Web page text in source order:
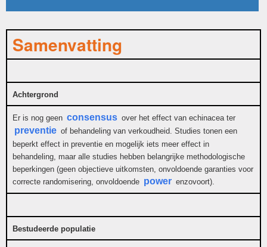
Samenvatting
Achtergrond
Er is nog geen consensus over het effect van echinacea ter
preventie of behandeling van verkoudheid. Studies tonen een
beperkt effect in preventie en mogelijk iets meer effect in
behandeling, maar alle studies hebben belangrijke methodologische
beperkingen (geen objectieve uitkomsten, onvoldoende garanties voor
correcte randomisering, onvoldoende power enzovoort).
Bestudeerde populatie